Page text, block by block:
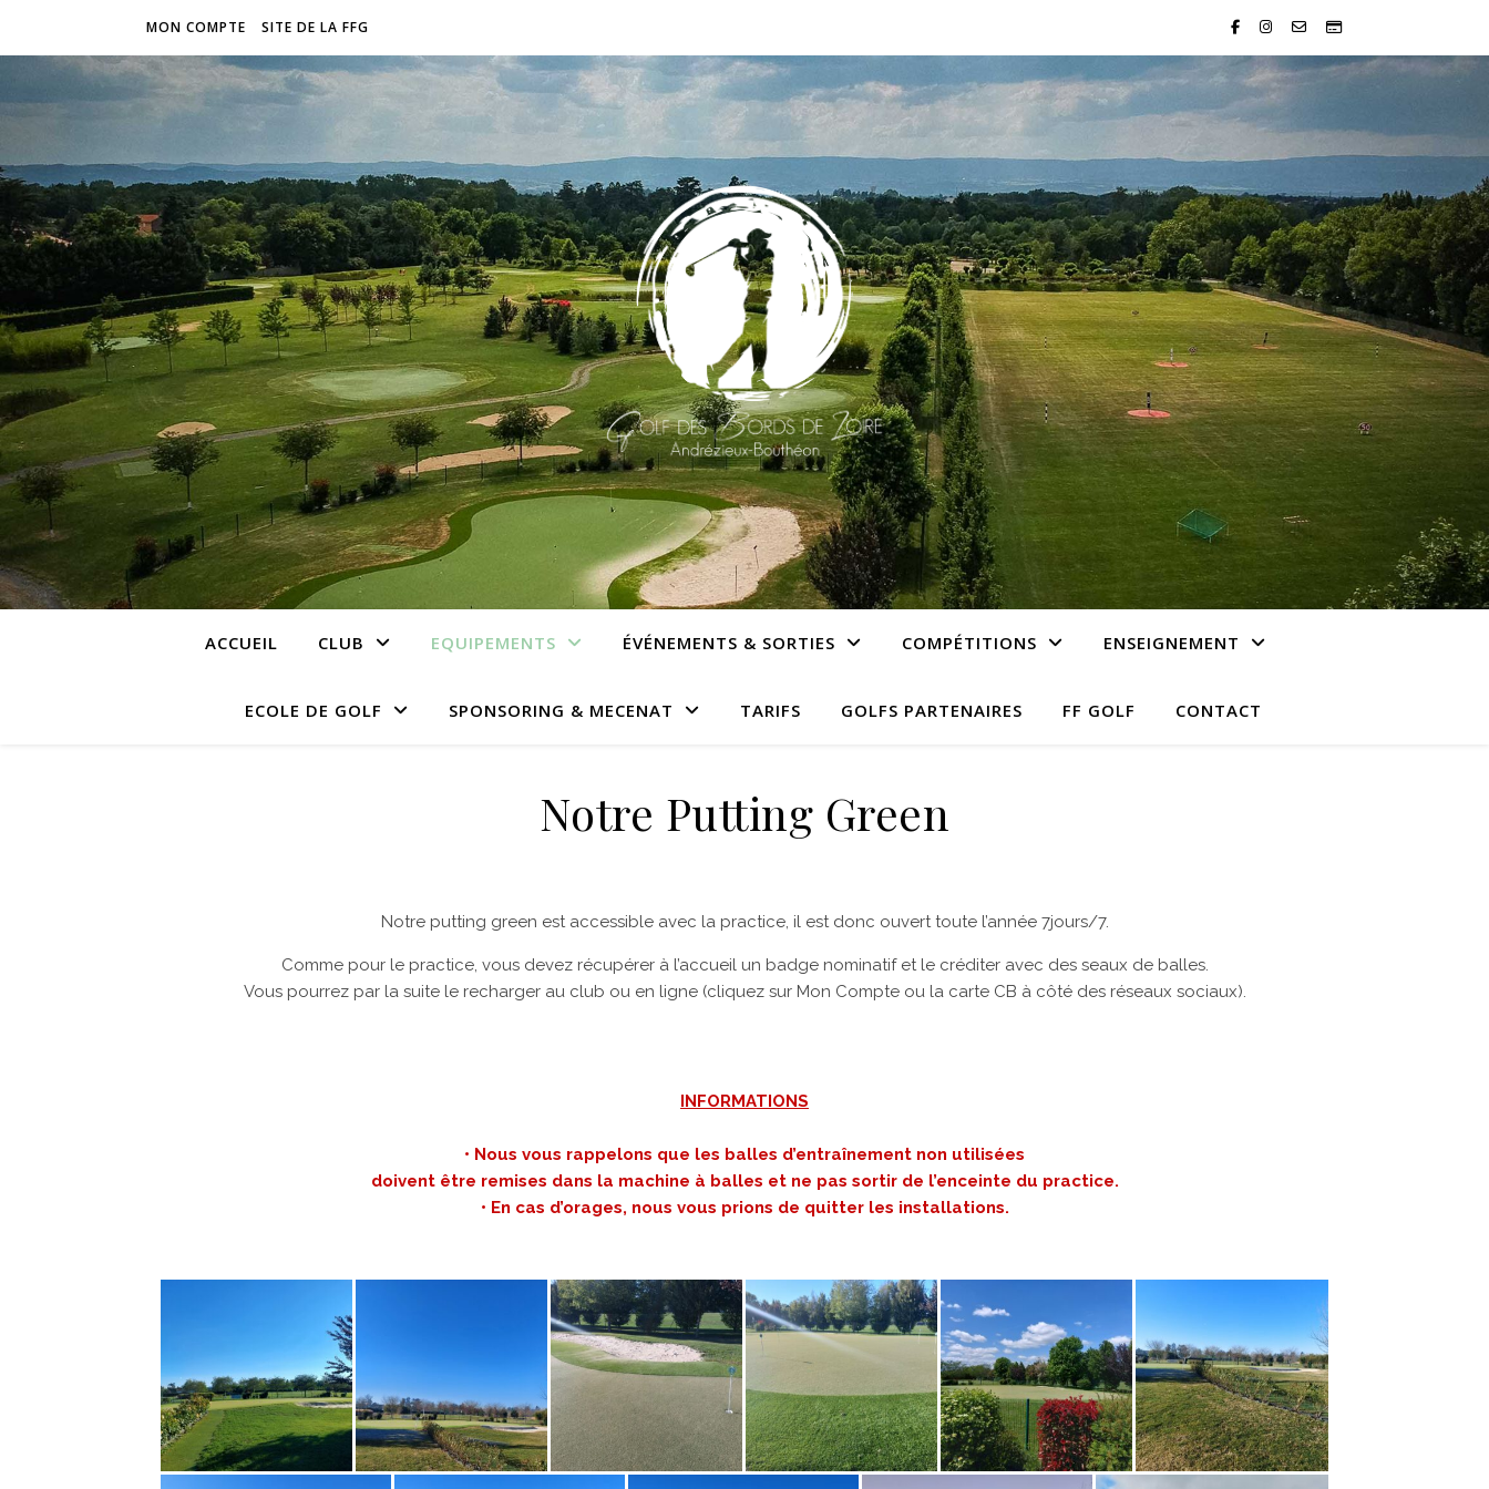
MON COMPTE SITE DE LA FFG
ACCUEIL CLUB EQUIPEMENTS ÉVÉNEMENTS & SORTIES COMPÉTITIONS ENSEIGNEMENT
ECOLE DE GOLF SPONSORING & MECENAT TARIFS GOLFS PARTENAIRES FF GOLF CONTACT
Notre Putting Green
Notre putting green est accessible avec la practice, il est donc ouvert toute l’année 7jours/7.
Comme pour le practice, vous devez récupérer à l’accueil un badge nominatif et le créditer avec des seaux de balles.
Vous pourrez par la suite le recharger au club ou en ligne (cliquez sur Mon Compte ou la carte CB à côté des réseaux sociaux).
INFORMATIONS
• Nous vous rappelons que les balles d’entraînement non utilisées
doivent être remises dans la machine à balles et ne pas sortir de l’enceinte du practice.
• En cas d’orages, nous vous prions de quitter les installations.